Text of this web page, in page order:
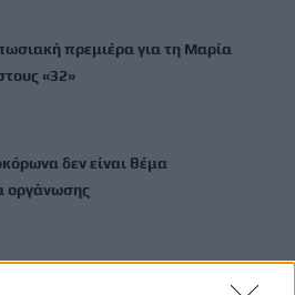
πρεμιέρα για τη Μαρία
«32»
δεν είναι θέμα
οργάνωσης